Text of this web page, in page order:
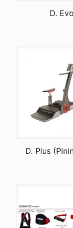
D. Evo
D. Plus